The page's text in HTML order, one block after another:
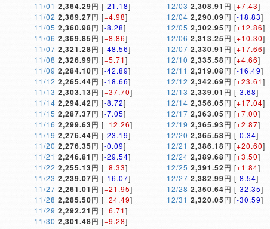
11/01 2,364.29円 [-21.18]
11/02 2,369.27円 [+4.98]
11/05 2,360.98円 [-8.28]
11/06 2,369.85円 [+8.86]
11/07 2,321.28円 [-48.56]
11/08 2,326.99円 [+5.71]
11/09 2,284.10円 [-42.89]
11/12 2,265.44円 [-18.66]
11/13 2,303.13円 [+37.70]
11/14 2,294.42円 [-8.72]
11/15 2,287.37円 [-7.05]
11/16 2,299.63円 [+12.26]
11/19 2,276.44円 [-23.19]
11/20 2,276.35円 [-0.09]
11/21 2,246.81 円 [-29.54]
11/22 2,255.13円 [+8.33]
11/23 2,239.07円 [-16.07]
11/27 2,261.01 円 [+21.95]
11/28 2,285.50円 [+24.49]
11/29 2,292.21 円 [+6.71]
11/30 2,301.48円 [+9.28]
12/03 2,308.91 円 [+7.43]
12/04 2,290.09円 [-18.83]
12/05 2,302.95円 [+12.86]
12/06 2,313.25円 [+10.30]
12/07 2,330.91 円 [+17.66]
12/10 2,335.58円 [+4.66]
12/11 2,319.08円 [-16.49]
12/12 2,342.69円 [+23.61]
12/13 2,339.01 円 [-3.68]
12/14 2,356.05円 [+17.04]
12/17 2,363.05円 [+7.00]
12/19 2,365.93円 [+2.87]
12/20 2,365.58円 [-0.34]
12/21 2,386.18円 [+20.60]
12/24 2,389.68円 [+3.50]
12/25 2,391.52円 [+1.84]
12/27 2,382.99円 [-8.54]
12/28 2,350.64円 [-32.35]
12/31 2,320.05円 [-30.59]